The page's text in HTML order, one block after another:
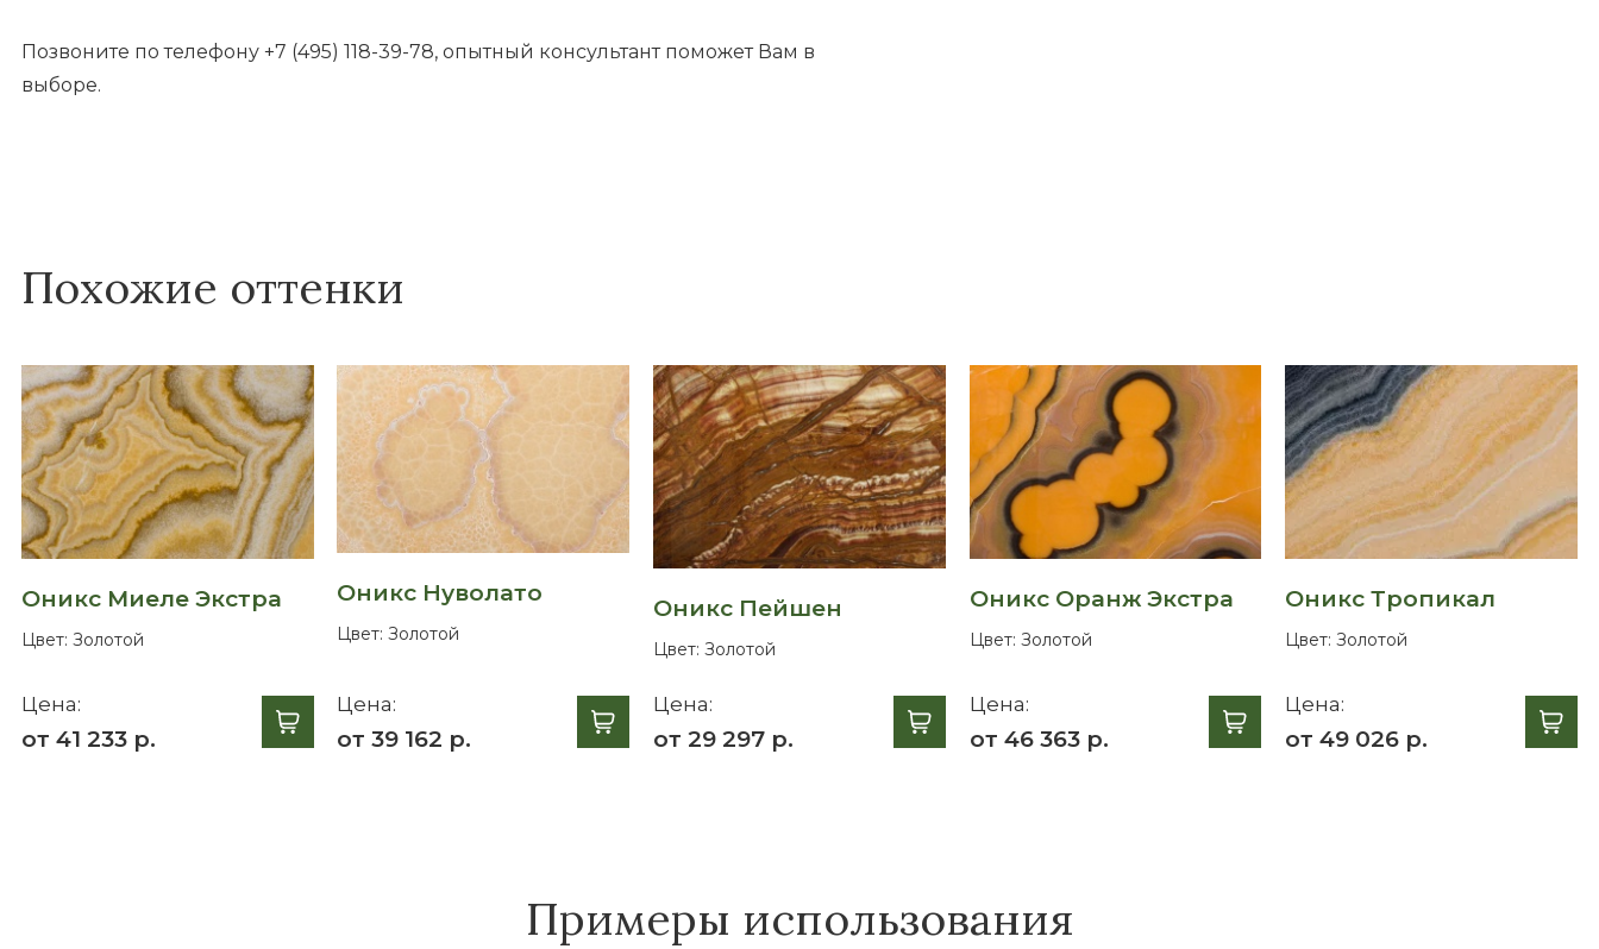
Позвоните по телефону +7 (495) 118-39-78, опытный консультант поможет Вам в
выборе.
Похожие оттенки
Оникс Миеле Экстра
Цвет: Золотой
Цена:
от 41 233 р.
Оникс Нуволато
Цвет: Золотой
Цена:
от 39 162 р.
Оникс Пейшен
Цвет: Золотой
Цена:
от 29 297 р.
Оникс Оранж Экстра
Цвет: Золотой
Цена:
от 46 363 р.
Оникс Тропикал
Цвет: Золотой
Цена:
от 49 026 р.
Примеры использования